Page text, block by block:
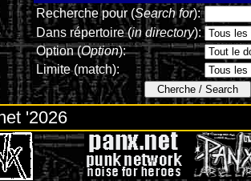
Recherche pour (Search for):
Dans répertoire (in directory):
Option (Option):
Limite (match):
'2026